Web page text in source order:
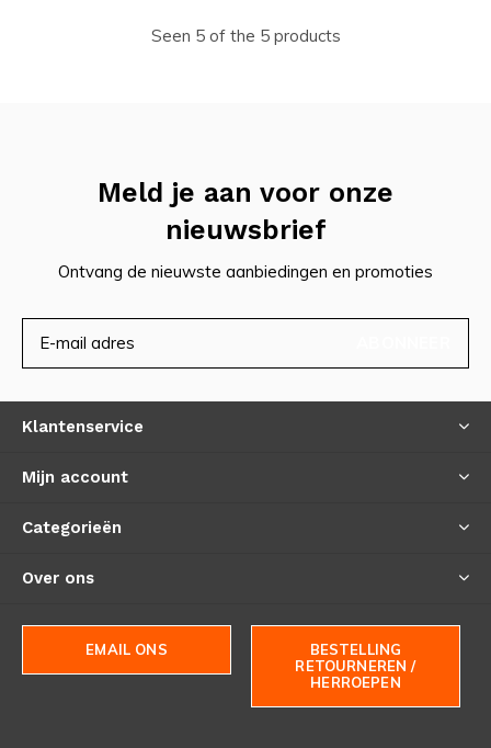
Seen 5 of the 5 products
Meld je aan voor onze
nieuwsbrief
Ontvang de nieuwste aanbiedingen en promoties
Klantenservice
Mijn account
Categorieën
Over ons
EMAIL ONS
BESTELLING
RETOURNEREN /
HERROEPEN